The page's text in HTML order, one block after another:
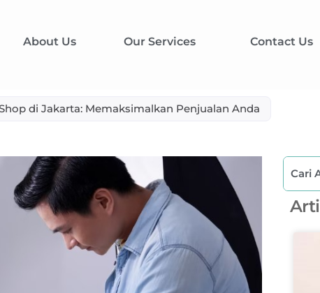
About Us Our Services Contact Us
di Jakarta: Memaksimalkan Penjualan Anda